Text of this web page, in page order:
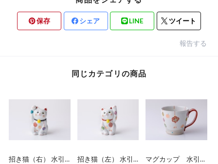
保存 シェア LINE ツイート
報告する
同じカテゴリの商品
招き猫（右） 水引-
招き猫（左） 水引-
マグカップ 水引-